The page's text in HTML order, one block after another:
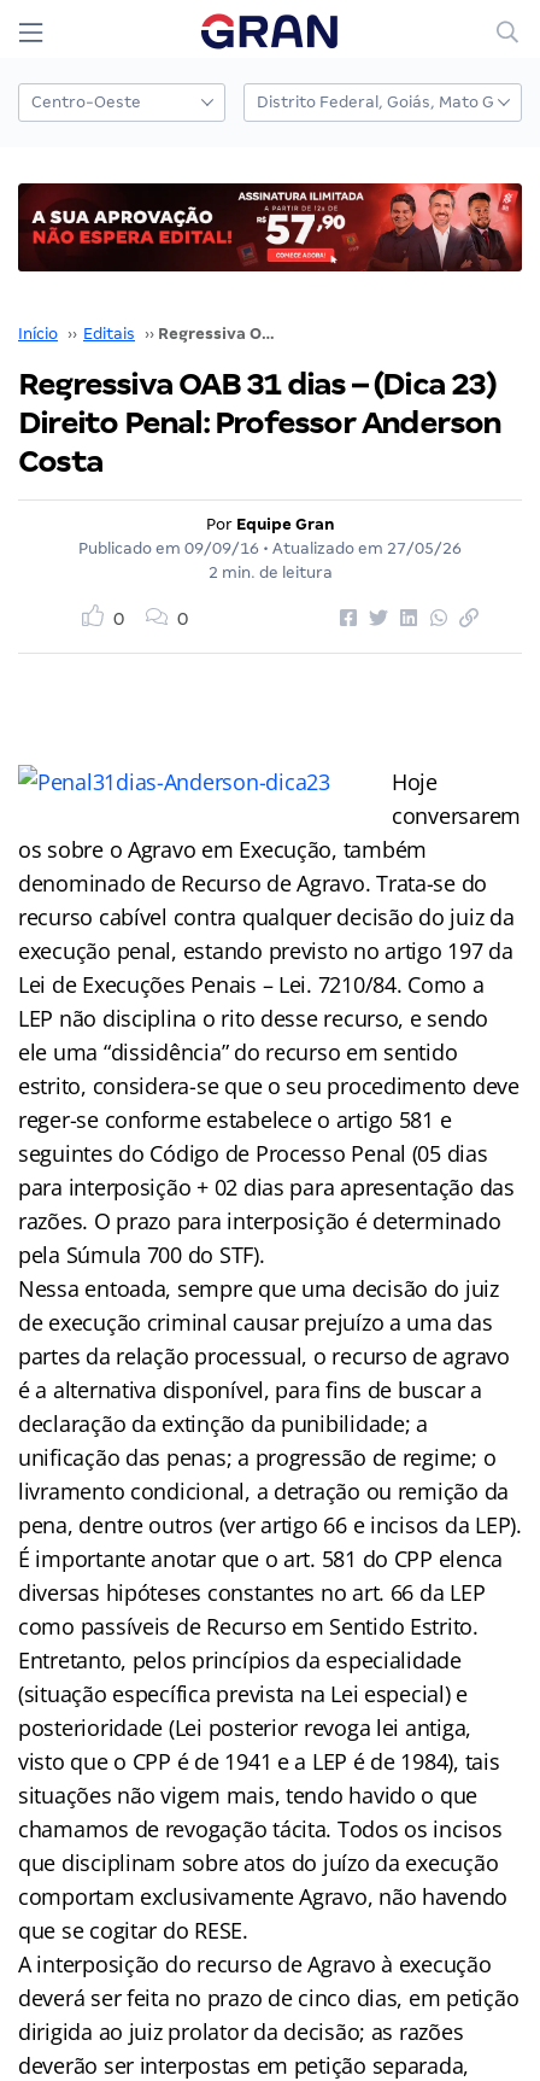
Início ›› Editais ›› Regressiva OAB 31 dias – (Dica 23) Direito Penal: Professor Anderson Costa
Regressiva OAB 31 dias – (Dica 23)
Direito Penal: Professor Anderson
Costa
Por Equipe Gran
Publicado em 09/09/16 • Atualizado em 27/05/26
2 min. de leitura
0 0
Hoje
conversarem
os sobre o Agravo em Execução, também
denominado de Recurso de Agravo. Trata-se do
recurso cabível contra qualquer decisão do juiz da
execução penal, estando previsto no artigo 197 da
Lei de Execuções Penais – Lei. 7210/84. Como a
LEP não disciplina o rito desse recurso, e sendo
ele uma “dissidência” do recurso em sentido
estrito, considera-se que o seu procedimento deve
reger-se conforme estabelece o artigo 581 e
seguintes do Código de Processo Penal (05 dias
para interposição + 02 dias para apresentação das
razões. O prazo para interposição é determinado
pela Súmula 700 do STF).
Nessa entoada, sempre que uma decisão do juiz
de execução criminal causar prejuízo a uma das
partes da relação processual, o recurso de agravo
é a alternativa disponível, para fins de buscar a
declaração da extinção da punibilidade; a
unificação das penas; a progressão de regime; o
livramento condicional, a detração ou remição da
pena, dentre outros (ver artigo 66 e incisos da LEP).
É importante anotar que o art. 581 do CPP elenca
diversas hipóteses constantes no art. 66 da LEP
como passíveis de Recurso em Sentido Estrito.
Entretanto, pelos princípios da especialidade
(situação específica prevista na Lei especial) e
posterioridade (Lei posterior revoga lei antiga,
visto que o CPP é de 1941 e a LEP é de 1984), tais
situações não vigem mais, tendo havido o que
chamamos de revogação tácita. Todos os incisos
que disciplinam sobre atos do juízo da execução
comportam exclusivamente Agravo, não havendo
que se cogitar do RESE.
A interposição do recurso de Agravo à execução
deverá ser feita no prazo de cinco dias, em petição
dirigida ao juiz prolator da decisão; as razões
deverão ser interpostas em petição separada,